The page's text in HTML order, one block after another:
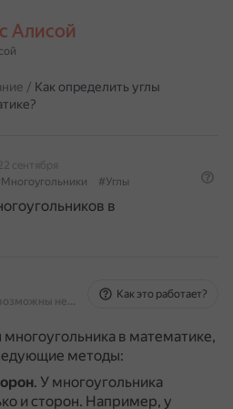
с Алисой
/ Как определить углы
сентября
#Углы
в
На основе источников, возможны неточности
Как это работает?
в математике,
методы:
. У многоугольника
и сторон. Например, у